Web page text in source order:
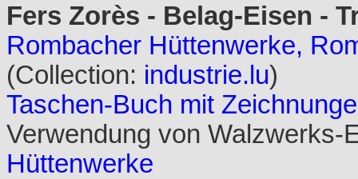
Fers Zorès - Belag-Eisen -
Rombacher Hüttenwerke,
(Collection: industrie.lu)
Taschen-Buch mit
Verwendung von
Hüttenwerke